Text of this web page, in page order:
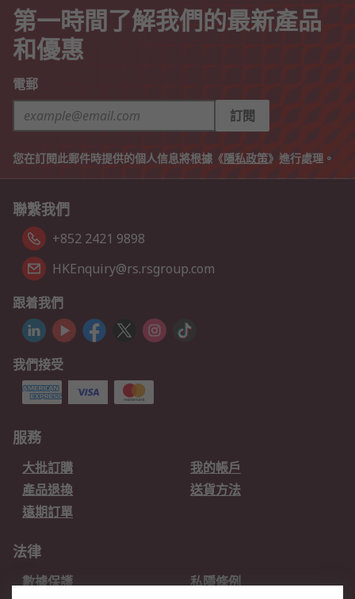
第一時間了解我們的最新產品
和優惠
電郵
訂閱
您在訂閱此郵件時提供的個人信息將根據《隱私政策》進行處理。
聯繫我們
+852 2421 9898
HKEnquiry@rs.rsgroup.com
跟着我們
我們接受
服務
大批訂購
我的帳戶
產品退換
送貨方法
遠期訂單
法律
數據保護
私隱條例